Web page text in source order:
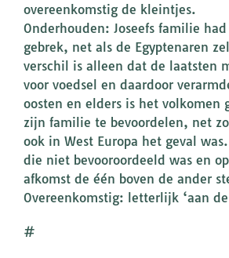
overeenkomstig de kleintjes.
Onderhouden: Joseefs familie
gebrek, net als de Egyptenaren
verschil is alleen dat de laatsten
voor voedsel en daardoor
oosten en elders is het volkomen
zijn familie te bevoordelen, net
ook in West Europa het geval
die niet bevooroordeeld was en
afkomst de één boven de ander
Overeenkomstig: letterlijk ‘aan
#